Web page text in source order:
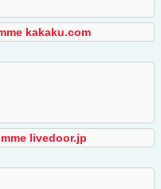
kakaku.com
livedoor.jp